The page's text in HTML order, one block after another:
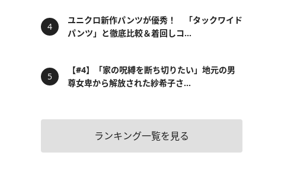
ユニクロ新作パンツが優秀！ 「タックワイド
パンツ」と徹底比較＆着回しコ...
【#4】「家の呪縛を断ち切りたい」地元の男
尊女卑から解放された紗希子さ...
ランキング一覧を見る